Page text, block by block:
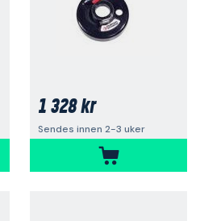
1 328 kr
Sendes innen 2-3 uker